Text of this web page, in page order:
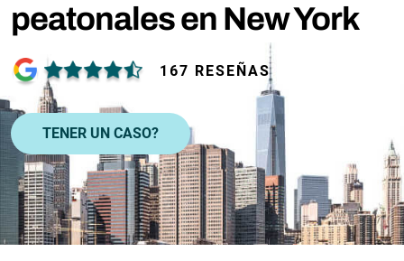
peatonales en New York
167 RESEÑAS
TENER UN CASO?